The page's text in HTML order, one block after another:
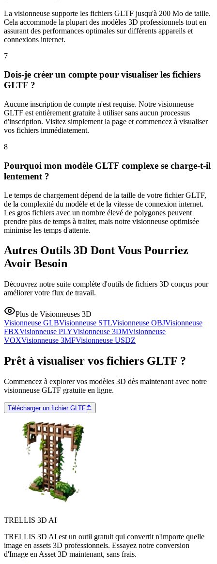
La visionneuse supporte les fichiers GLTF jusqu'à 200 Mo de taille.
Cela accommode la plupart des modèles 3D professionnels tout en
assurant des performances optimales sur différents appareils et
connexions internet.
7
Dois-je créer un compte pour visualiser les fichiers
GLTF ?
Aucune inscription de compte n'est requise. Notre visionneuse
GLTF est entièrement gratuite à utiliser sans aucun processus
d'inscription. Visitez simplement la page et commencez à visualiser
vos fichiers immédiatement.
8
Pourquoi mon modèle GLTF complexe se charge-t-il
lentement ?
Le temps de chargement dépend de la taille de votre fichier GLTF,
de la complexité du modèle et de la vitesse de connexion internet.
Les gros fichiers avec un nombre élevé de polygones peuvent
prendre plus de temps à traiter, mais notre visionneuse optimisée
minimise les temps d'attente.
Autres Outils 3D Dont Vous Pourriez
Avoir Besoin
Découvrez notre suite complète d'outils de fichiers 3D conçus pour
améliorer votre flux de travail.
Plus de Visionneuses 3D
Visionneuse GLBVisionneuse STLVisionneuse OBJVisionneuse
FBXVisionneuse PLYVisionneuse 3DMVisionneuse
VOXVisionneuse 3MFVisionneuse USDZ
Prêt à visualiser vos fichiers GLTF ?
Commencez à explorer vos modèles 3D dès maintenant avec notre
visionneuse GLTF gratuite en ligne.
Télécharger un fichier GLTF
TRELLIS 3D AI
TRELLIS 3D AI est un outil gratuit qui convertit n'importe quelle
image en assets 3D professionnels. Essayez notre conversion
d'Image en Asset 3D maintenant, sans frais.